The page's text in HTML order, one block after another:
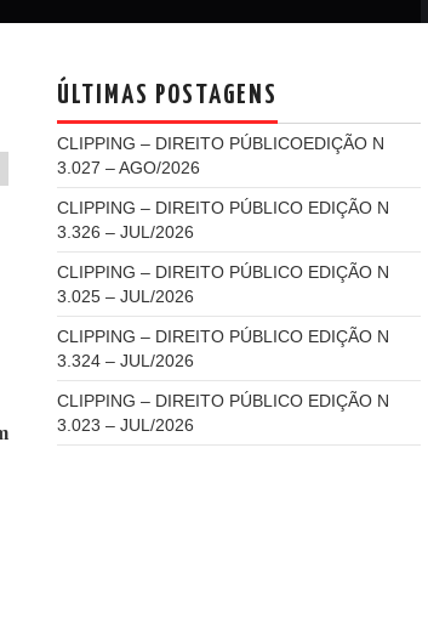
ÚLTIMAS POSTAGENS
CLIPPING – DIREITO PÚBLICOEDIÇÃO N
3.027 – AGO/2026
CLIPPING – DIREITO PÚBLICO EDIÇÃO N
3.326 – JUL/2026
CLIPPING – DIREITO PÚBLICO EDIÇÃO N
3.025 – JUL/2026
CLIPPING – DIREITO PÚBLICO EDIÇÃO N
3.324 – JUL/2026
CLIPPING – DIREITO PÚBLICO EDIÇÃO N
3.023 – JUL/2026